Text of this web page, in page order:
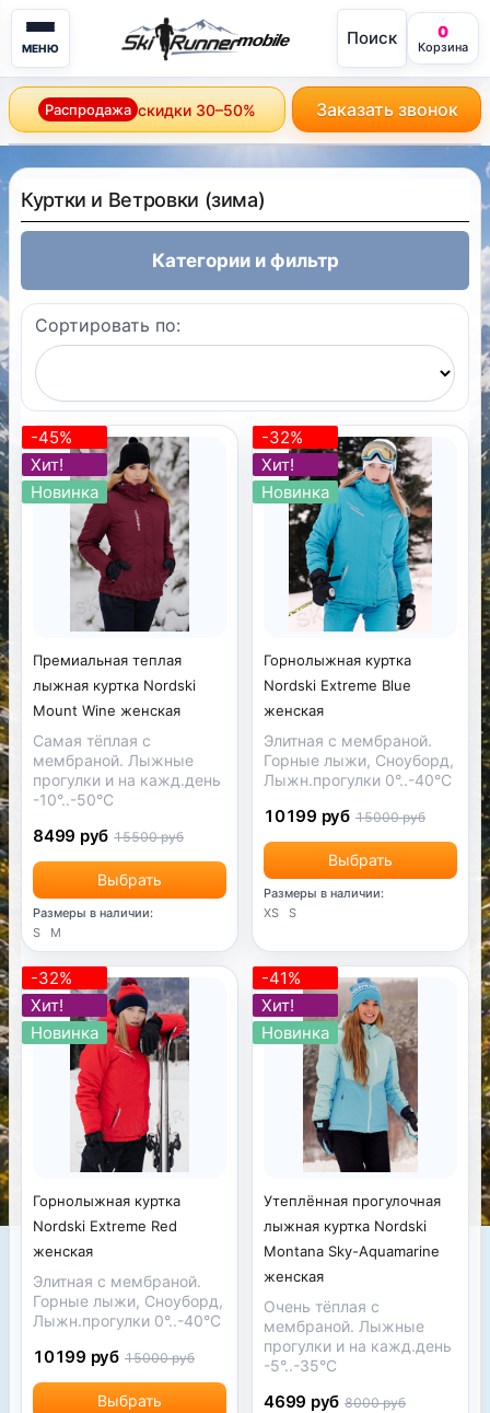
МЕНЮ mobile Поиск 0
Корзина
Распродажа скидки 30–50% Заказать звонок
Куртки и Ветровки (зима)
Категории и фильтр
Сортировать по:
-45%
Хит!
Новинка
Премиальная теплая
лыжная куртка Nordski
Mount Wine женская
Самая тёплая с
мембраной. Лыжные
прогулки и на кажд.день
-10°..-50°С
Выбрать
8499 руб 15500 руб
Размеры в наличии:
S
M
-32%
Хит!
Новинка
Горнолыжная куртка
Nordski Extreme Blue
женская
Элитная с мембраной.
Горные лыжи, Сноуборд,
Лыжн.прогулки 0°..-40°С
Выбрать
10199 руб 15000 руб
Размеры в наличии:
XS
S
-32%
Хит!
Новинка
Горнолыжная куртка
Nordski Extreme Red
женская
Элитная с мембраной.
Горные лыжи, Сноуборд,
Лыжн.прогулки 0°..-40°С
Выбрать
10199 руб 15000 руб
-41%
Хит!
Новинка
Утеплённая прогулочная
лыжная куртка Nordski
Montana Sky-Aquamarine
женская
Очень тёплая с
мембраной. Лыжные
прогулки и на кажд.день
-5°..-35°С
4699 руб 8000 руб